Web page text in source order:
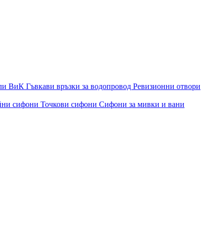
ВиК Гъвкави връзки за водопровод Ревизионни отвори
сифони Точкови сифони Сифони за мивки и вани